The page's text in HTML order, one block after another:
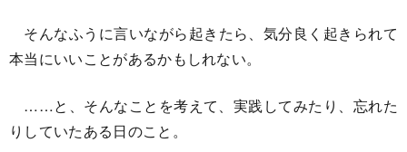
そんなふうに言いながら起きたら、気分良く起きられて
本当にいいことがあるかもしれない。
……と、そんなことを考えて、実践してみたり、忘れた
りしていたある日のこと。